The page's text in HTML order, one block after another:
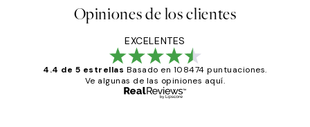
Opiniones de los clientes
EXCELENTES
4.4 de 5 estrellas Basado en 108474 puntuaciones.
Ve algunas de las opiniones aquí.